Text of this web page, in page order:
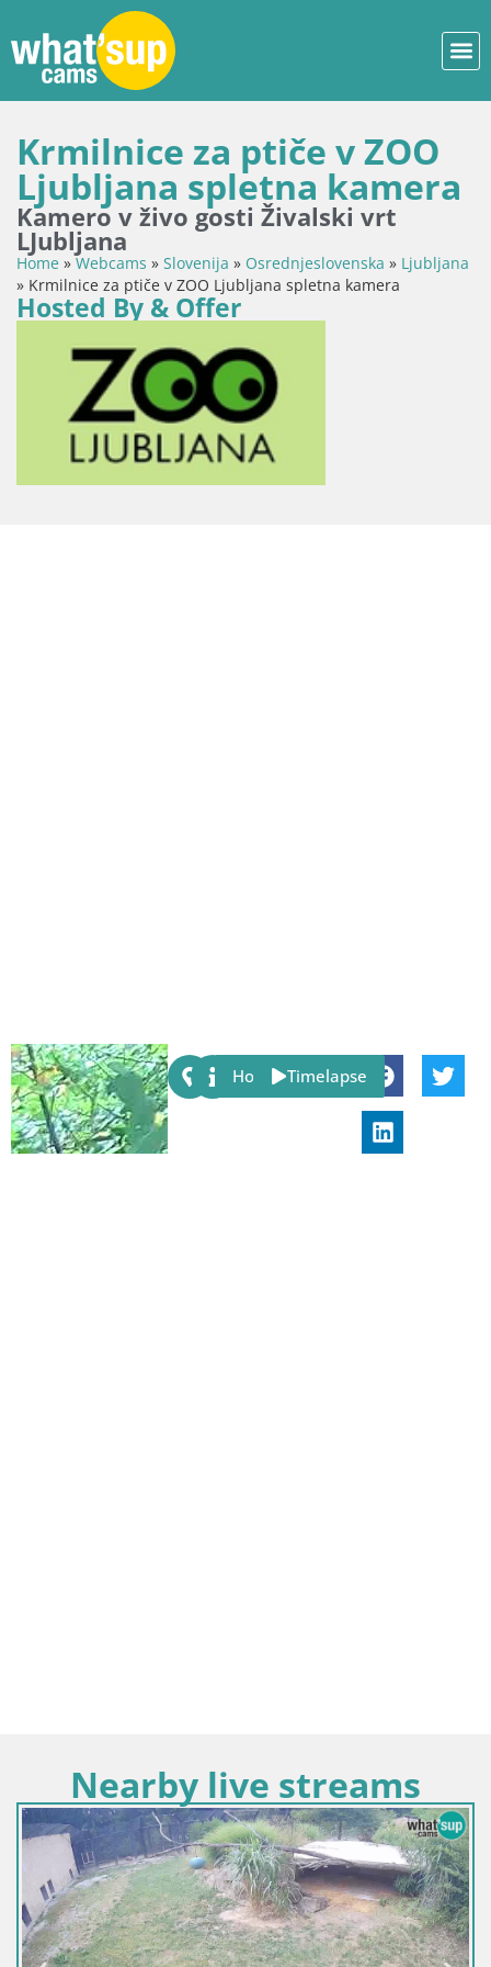
Krmilnice za ptiče v ZOO
Ljubljana spletna kamera
Kamero v živo gosti Živalski vrt
LJubljana
Home »Webcams » Slovenija » Osrednjeslovenska » Ljubljana
» Krmilnice za ptiče v ZOO Ljubljana spletna kamera
Hosted By & Offer
Share:
Host Timelapse
Nearby live streams